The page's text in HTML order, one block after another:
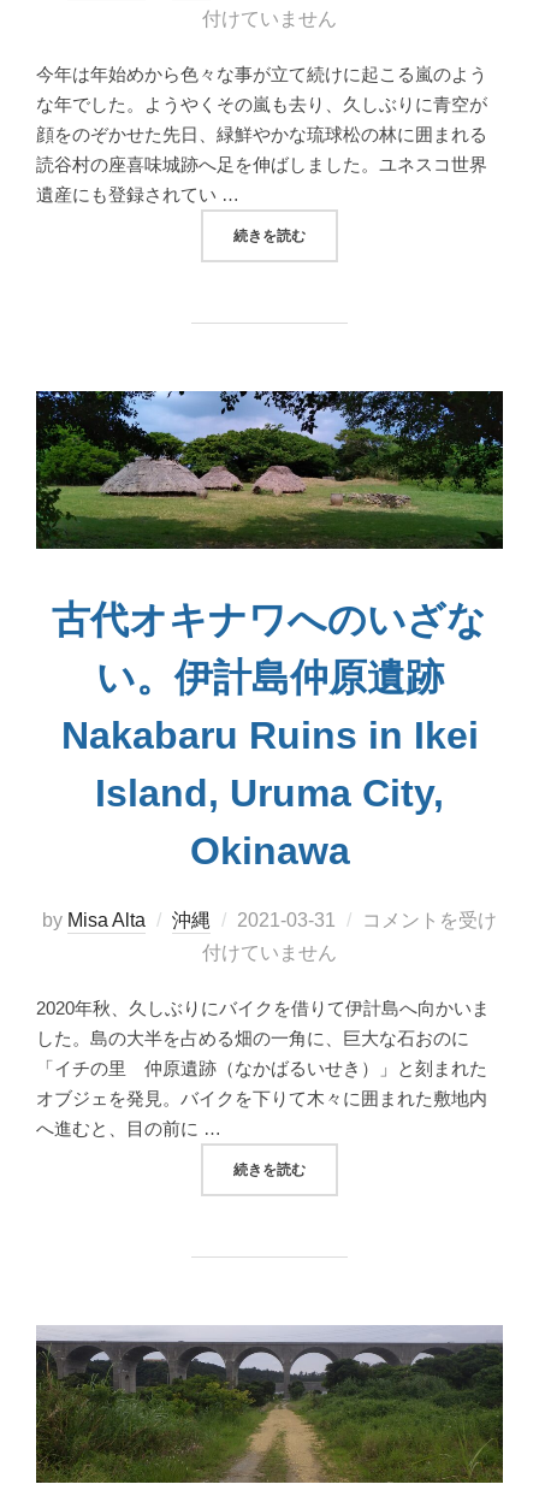
稿
付けていません
今年は年始めから色々な事が立て続けに起こる嵐のよう
な年でした。ようやくその嵐も去り、久しぶりに青空が
顔をのぞかせた先日、緑鮮やかな琉球松の林に囲まれる
読谷村の座喜味城跡へ足を伸ばしました。ユネスコ世界
遺産にも登録されてい …
続きを読む“石工職人の技が光る、沖縄のグス
古代オキナワへのいざな
い。伊計島仲原遺跡
Nakabaru Ruins in Ikei
Island, Uruma City,
Okinawa
by Misa Alta 沖縄
投
稿
2021-03-31
コメントを受け
付けていません
2020年秋、久しぶりにバイクを借りて伊計島へ向かいま
した。島の大半を占める畑の一角に、巨大な石おのに
「イチの里 仲原遺跡（なかばるいせき）」と刻まれた
オブジェを発見。バイクを下りて木々に囲まれた敷地内
へ進むと、目の前に …
続きを読む“古代オキナワへのいざない。伊計